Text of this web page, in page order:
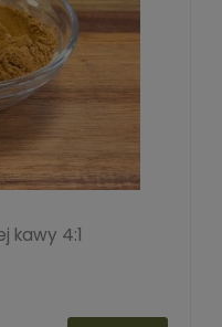
kawy 4:1